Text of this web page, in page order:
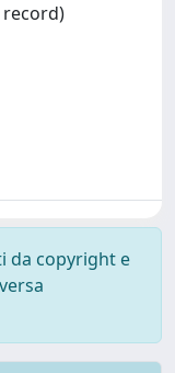
da copyright e